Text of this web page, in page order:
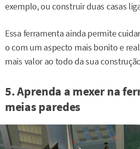
exemplo, ou construir duas casas
Essa ferramenta ainda permite
o com um aspecto mais bonito e
mais valor ao todo da sua
5. Aprenda a mexer na
meias paredes